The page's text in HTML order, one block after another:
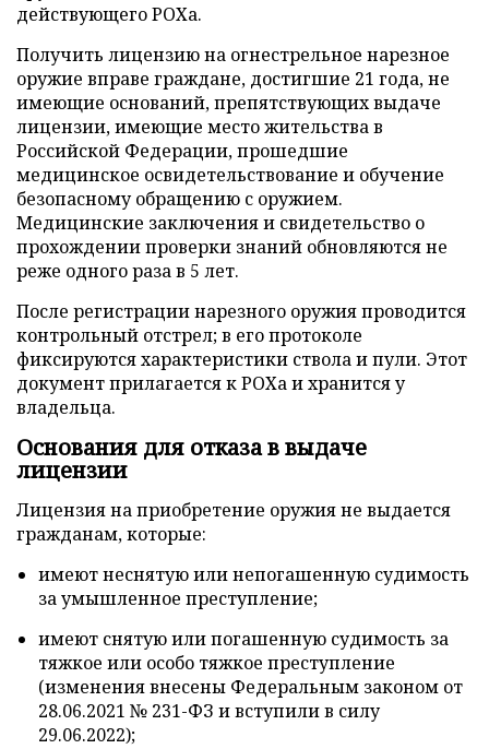
действующего РОХа.
Получить лицензию на огнестрельное нарезное
оружие вправе граждане, достигшие 21 года, не
имеющие оснований, препятствующих выдаче
лицензии, имеющие место жительства в
Российской Федерации, прошедшие
медицинское освидетельствование и обучение
безопасному обращению с оружием.
Медицинские заключения и свидетельство о
прохождении проверки знаний обновляются не
реже одного раза в 5 лет.
После регистрации нарезного оружия проводится
контрольный отстрел; в его протоколе
фиксируются характеристики ствола и пули. Этот
документ прилагается к РОХа и хранится у
владельца.
Основания для отказа в выдаче
лицензии
Лицензия на приобретение оружия не выдается
гражданам, которые:
имеют неснятую или непогашенную судимость
за умышленное преступление;
имеют снятую или погашенную судимость за
тяжкое или особо тяжкое преступление
(изменения внесены Федеральным законом от
28.06.2021 № 231-ФЗ и вступили в силу
29.06.2022);